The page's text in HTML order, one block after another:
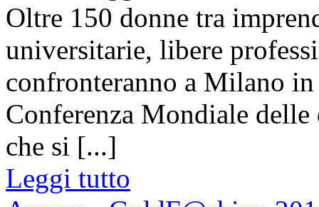
Oltre 150 donne tra
universitarie, libere
confronteranno a Milano
Conferenza Mondiale
che si [...]
Leggi tutto